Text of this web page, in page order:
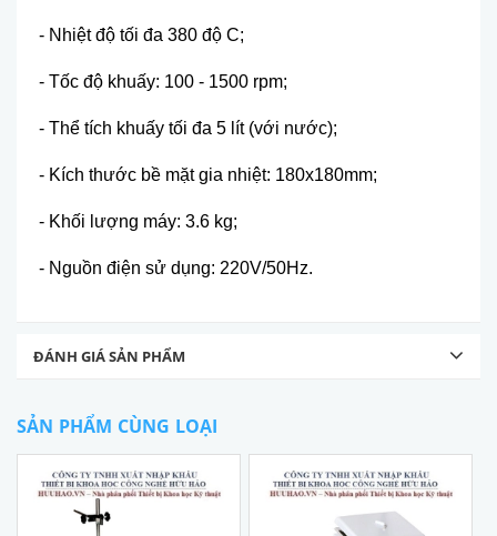
- Nhiệt độ tối đa 380 độ C;
- Tốc độ khuấy: 100 - 1500 rpm;
- Thể tích khuấy tối đa 5 lít (với nước);
- Kích thước bề mặt gia nhiệt: 180x180mm;
- Khối lượng máy: 3.6 kg;
- Nguồn điện sử dụng: 220V/50Hz.
ĐÁNH GIÁ SẢN PHẨM
SẢN PHẨM CÙNG LOẠI